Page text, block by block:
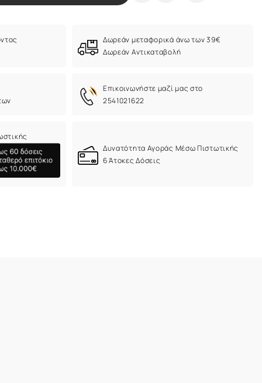
Δωρεάν μεταφορικά άνω των 39€
Δωρεάν Αντικαταβολή
Eπικοινωνήστε μαζί μας στο
2541021622
Δυνατότητα Αγοράς Μέσω Πιστωτικής
6 Άτοκες Δόσεις